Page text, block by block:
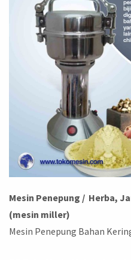
Mesin Penepung / Herba,
(mesin miller)
Mesin Penepung Bahan